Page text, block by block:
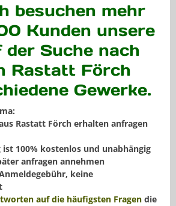
besuchen mehr
Kunden unsere
der Suche nach
Rastatt Förch
Gewerke.
Rastatt Förch erhalten anfragen
ist 100% kostenlos und unabhängig
anfragen annehmen
keine
auf die häufigsten Fragen die